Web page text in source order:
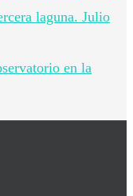
laguna. Julio
en la